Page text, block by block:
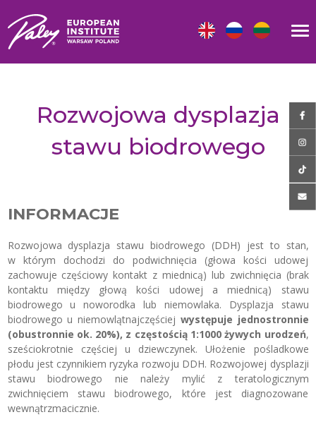
Rozwojowa dysplazja
stawu biodrowego
INFORMACJE
Rozwojowa dysplazja stawu biodrowego (DDH) jest to stan,
w którym dochodzi do podwichnięcia (głowa kości udowej
zachowuje częściowy kontakt z miednicą) lub zwichnięcia (brak
kontaktu między głową kości udowej a miednicą) stawu
biodrowego u noworodka lub niemowlaka. Dysplazja stawu
biodrowego u niemowlątnajczęściej występuje jednostronnie
(obustronnie ok. 20%), z częstością 1:1000 żywych urodzeń,
sześciokrotnie częściej u dziewczynek. Ułożenie pośladkowe
płodu jest czynnikiem ryzyka rozwoju DDH. Rozwojowej dysplazji
stawu biodrowego nie należy mylić z teratologicznym
zwichnięciem stawu biodrowego, które jest diagnozowane
wewnątrzmacicznie.